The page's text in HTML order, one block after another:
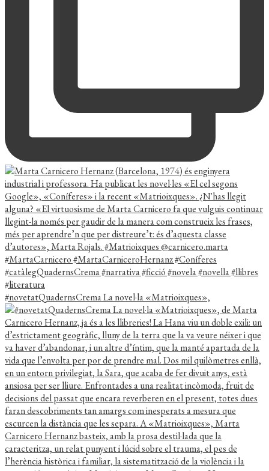
#novetatQuadernsCrema La novel·la «Matrioixques»,